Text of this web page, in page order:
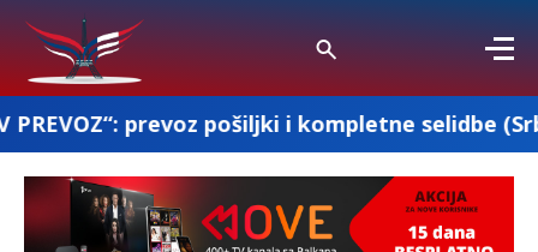
pošiljki i kompletne selidbe (Srbija-